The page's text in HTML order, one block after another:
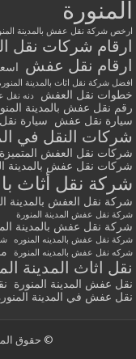
المنورة
ارخص شركة نقل عفش بالمدينة
ارقام شركات نقل
ارقام نقل عفش
افضل شركة نقل اثاث بالمدينة
خطوات نقل العفش
دنه
رقم نقل عفش بالمدينة
سيارة نقل عفش سيارة
شركات النقل في
شركات نقل العفش المتميزة
شركات نقل عفش بالمدينة
شركة نقل أثاث
شركة نقل العفش بالمدينة
شركة نقل عفش المدينة المنورة
شركة نقل عفش بالمدينة
شركة نقل عفش بالمدينه المنوره
شركه نقل عفش بالمدينه المنورة
نقل اثاث المدينة
نقل عفش المدينة المنورة
نقل عفش في المدينة
© حقوق الملكية 2026, جميع